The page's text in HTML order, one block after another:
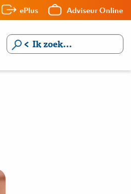
ePlus Adviseur Online